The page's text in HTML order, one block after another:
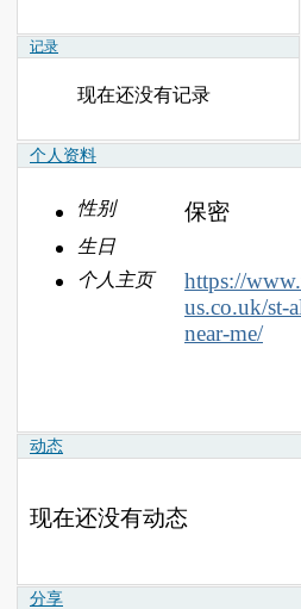
记录
现在还没有记录
个人资料
性别 保密
生日
个人主页
https://
us.co.uk/st-
near-me/
动态
现在还没有动态
分享